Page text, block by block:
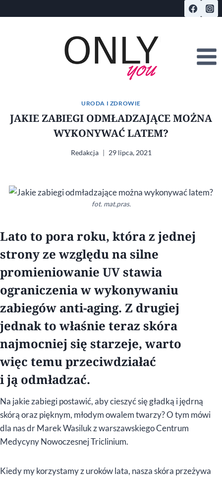
do
URODA I ZDROWIE
JAKIE ZABIEGI ODMŁADZAJĄCE MOŻNA
WYKONYWAĆ LATEM?
Redakcja 29 lipca, 2021
fot. mat.pras.
Lato to pora roku, która z jednej
strony ze względu na silne
promieniowanie UV stawia
ograniczenia w wykonywaniu
zabiegów anti-aging. Z drugiej
jednak to właśnie teraz skóra
najmocniej się starzeje, warto
więc temu przeciwdziałać
i ją odmładzać.
Na jakie zabiegi postawić, aby cieszyć się gładką i jędrną
skórą oraz pięknym, młodym owalem twarzy? O tym mówi
dla nas dr Marek Wasiluk z warszawskiego Centrum
Medycyny Nowoczesnej Triclinium.
Kiedy my korzystamy z uroków lata, nasza skóra przeżywa